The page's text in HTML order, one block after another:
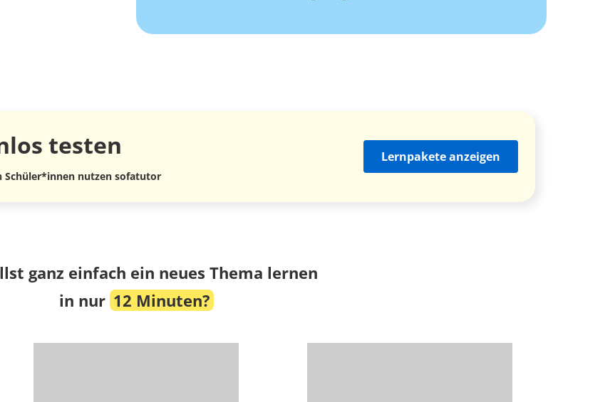
testen
Schüler*innen nutzen sofatutor
Lernpakete anzeigen
ganz einfach ein neues Thema lernen
in nur 12 Minuten?